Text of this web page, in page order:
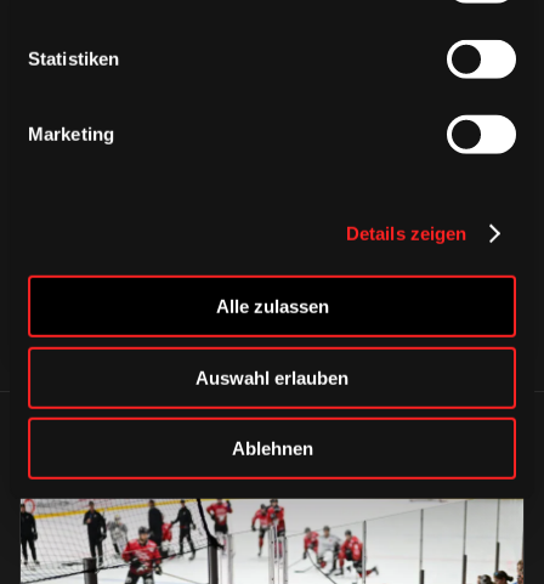
Statistiken
Marketing
Details zeigen
Alle zulassen
Auswahl erlauben
Ablehnen
ÄHNLICHE NEWS